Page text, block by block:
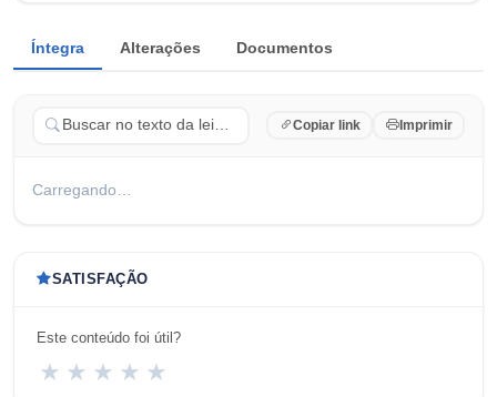
Íntegra Alterações Documentos
Copiar link Imprimir
Carregando…
SATISFAÇÃO
Este conteúdo foi útil?
★ ★ ★ ★ ★